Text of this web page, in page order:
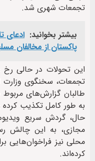
تجمعات شهری شد.
بیشتر بخوانید: ادعای
پاکستان از مخالفان
این تحولات در حالی رخ
تجمعات، سخنگوی وزارت
طالبان گزارش‌های مربوط
به طور کامل تکذیب کرده
حال، گردش سریع
مجازی، به این چالش
محلی نیز فراخوان‌هایی
کرده‌اند.